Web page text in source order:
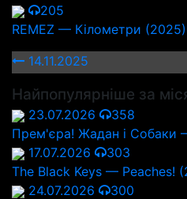
205
REMEZ — Кілометри (2025)
14.11.2025
Найпопулярніше за
23.07.2026
358
Прем'єра! Жадан і Собаки
17.07.2026
303
The Black Keys — Peaches!
24.07.2026
300